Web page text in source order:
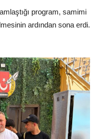
program, samimi
ardından sona erdi.